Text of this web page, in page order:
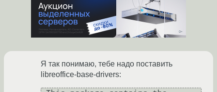
Я так понимаю, тебе надо поставить
libreoffice-base-drivers: